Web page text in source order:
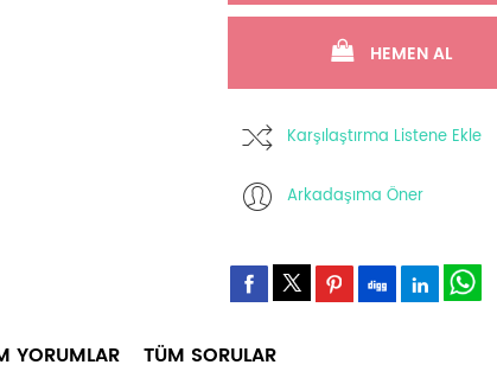
HEMEN AL
Karşılaştırma Listene Ekle
Arkadaşıma Öner
YORUMLAR TÜM SORULAR